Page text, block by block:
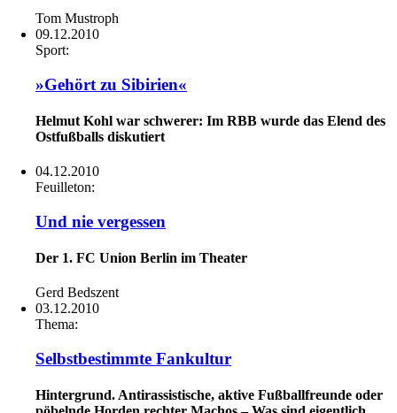
Tom Mustroph
09.12.2010
Sport:
»Gehört zu Sibirien«
Helmut Kohl war schwerer: Im RBB wurde das Elend des
Ostfußballs diskutiert
04.12.2010
Feuilleton:
Und nie vergessen
Der 1. FC Union Berlin im Theater
Gerd Bedszent
03.12.2010
Thema:
Selbstbestimmte Fankultur
Hintergrund. Antirassistische, aktive Fußballfreunde oder